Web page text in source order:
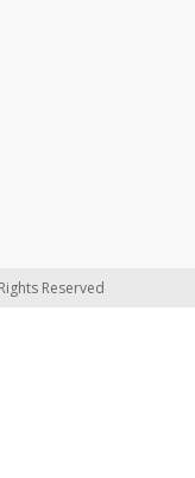
Reserved